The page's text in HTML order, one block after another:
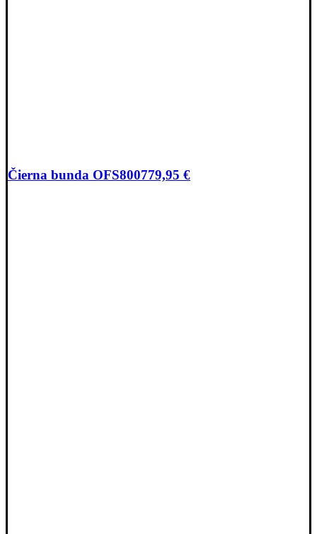
Čierna bunda OFS800779,95 €